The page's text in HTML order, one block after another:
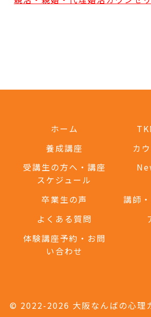
ホーム
養成講座
カ
受講生の方へ・講座
スケジュール
卒業生の声
講師
よくある質問
体験講座予約・お問
い合わせ
© 2022-2026 大阪なんばの心理